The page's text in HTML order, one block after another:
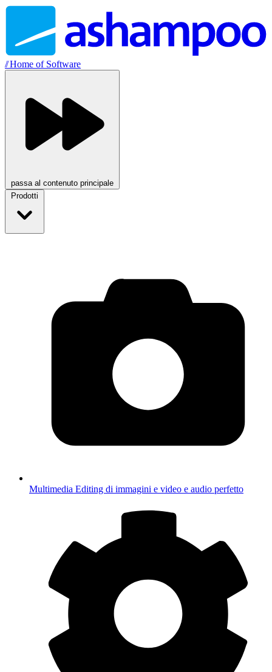
//Home of Software
passa al contenuto principale
Prodotti
Multimedia Editing di immagini e video e audio perfetto